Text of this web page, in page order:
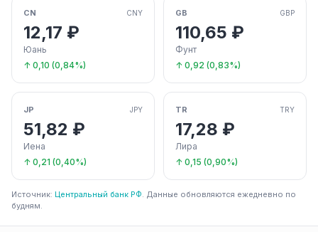
CN CNY
12,17 ₽
Юань
↑ 0,10 (0,84%)
GB GBP
110,65 ₽
Фунт
↑ 0,92 (0,83%)
JP JPY
51,82 ₽
Иена
↑ 0,21 (0,40%)
TR TRY
17,28 ₽
Лира
↑ 0,15 (0,90%)
Источник: Центральный банк РФ. Данные обновляются ежедневно по
будням.